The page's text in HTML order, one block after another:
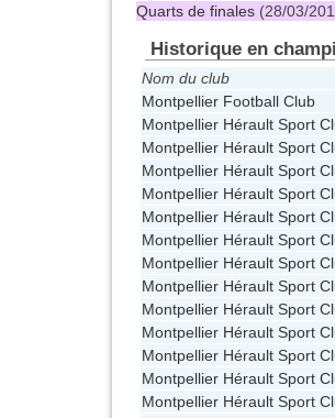
Quarts de finales (28/03/
Historique en
Nom du club
Montpellier Football Club
Montpellier Hérault Sport
Montpellier Hérault Sport
Montpellier Hérault Sport
Montpellier Hérault Sport
Montpellier Hérault Sport
Montpellier Hérault Sport
Montpellier Hérault Sport
Montpellier Hérault Sport
Montpellier Hérault Sport
Montpellier Hérault Sport
Montpellier Hérault Sport
Montpellier Hérault Sport
Montpellier Hérault Sport